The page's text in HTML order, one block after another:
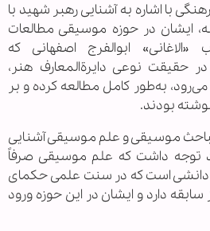
با اشاره به آشنایی رهبر شهید با
ایشان در حوزه موسیقی مطالعات
ابوالفرج اصفهانی که
جلدی و در حقیقت نوعی دایرةالمعارف هنر،
به‌طور کامل مطالعه کرده و بر
بودند.
موسیقی و علم موسیقی آشنایی
توجه داشت که علم موسیقی صرفاً
دانشی است که در سنت علمی حکمای
دارد و ایشان در این حوزه ورود